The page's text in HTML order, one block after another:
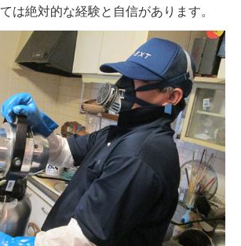
は絶対的な経験と自信があります。